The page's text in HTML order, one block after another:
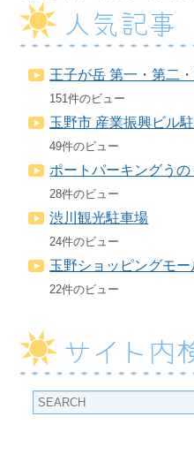
人気記事
王子が岳 第一・第二
151件のビュー
玉野市 産業振興ビル
49件のビュー
ポートパーキングう
28件のビュー
渋川観光駐車場
24件のビュー
玉野ショッピングモー
22件のビュー
サイト内